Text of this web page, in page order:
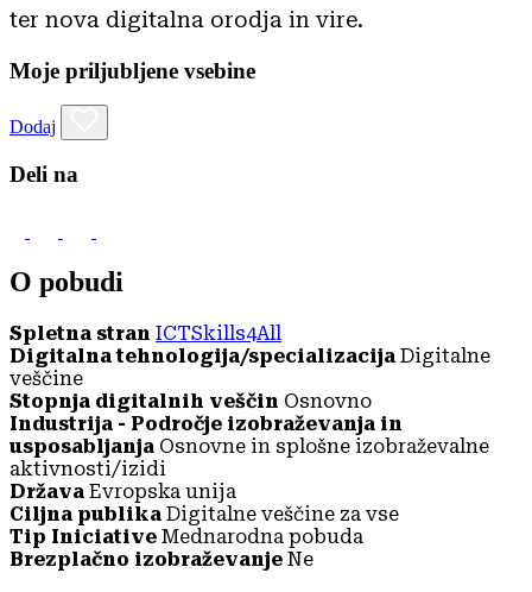
ter nova digitalna orodja in vire.
Moje priljubljene vsebine
Dodaj
Deli na
O pobudi
Spletna stran ICTSkills4All
Digitalna tehnologija/specializacija Digitalne
veščine
Stopnja digitalnih veščin Osnovno
Industrija - Področje izobraževanja in
usposabljanja Osnovne in splošne izobraževalne
aktivnosti/izidi
Država Evropska unija
Ciljna publika Digitalne veščine za vse
Tip Iniciative Mednarodna pobuda
Brezplačno izobraževanje Ne